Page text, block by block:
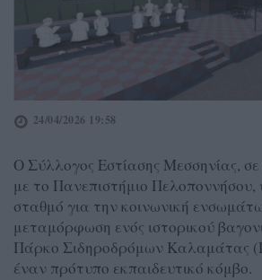
24/04/2026 19:58
Ο Σύλλογος Εστίασης Μεσσηνίας,
με το Πανεπιστήμιο Πελοποννήσου,
σταθμό για την κοινωνική
μεταμόρφωση ενός ιστορικού
Πάρκο Σιδηροδρόμων Καλαμάτας
έναν πρότυπο εκπαιδευτικό κόμβο.